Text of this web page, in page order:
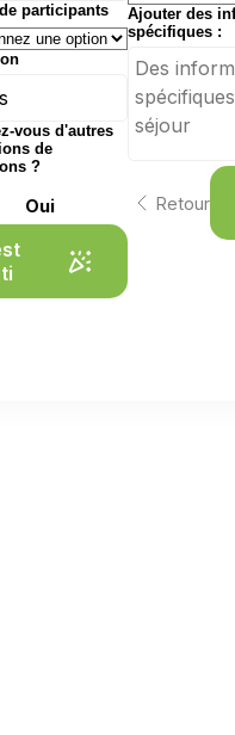
participants
vous d'autres
de
?
Oui
Ajouter des
spécifiques :
Retour